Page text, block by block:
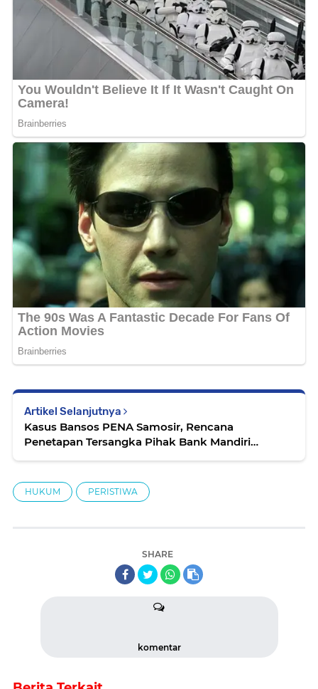
Artikel Selanjutnya
Kasus Bansos PENA Samosir, Rencana
Penetapan Tersangka Pihak Bank Mandiri
HUKUM PERISTIWA
SHARE
komentar